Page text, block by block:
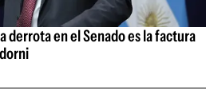
derrota en el Senado es la factura